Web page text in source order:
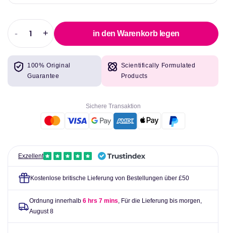
Abnahme
der
Menge
für
Pankreatin
Lebensmittel
-
Erhöhen
Menge
für
200
Kapseln
jetzt
+ in den Warenkorb legen
100% Original
Guarantee
Scientifically Formulated
Products
Sichere Transaktion
Exzellent
Kostenlose britische Lieferung von Bestellungen über £50
Ordnung innerhalb 6 hrs 7 mins, Für die Lieferung bis morgen,
August 8